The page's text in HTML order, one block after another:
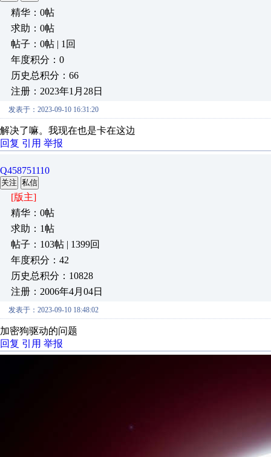
精华：0帖
求助：0帖
帖子：0帖 | 1回
年度积分：0
历史总积分：66
注册：2023年1月28日
发表于：2023-09-10 16:31:20
解决了嘛。我现在也是卡在这边
回复 引用 举报
Q458751110
关注 私信
[版主]
精华：0帖
求助：1帖
帖子：103帖 | 1399回
年度积分：42
历史总积分：10828
注册：2006年4月04日
发表于：2023-09-10 18:48:02
加密狗驱动的问题
回复 引用 举报